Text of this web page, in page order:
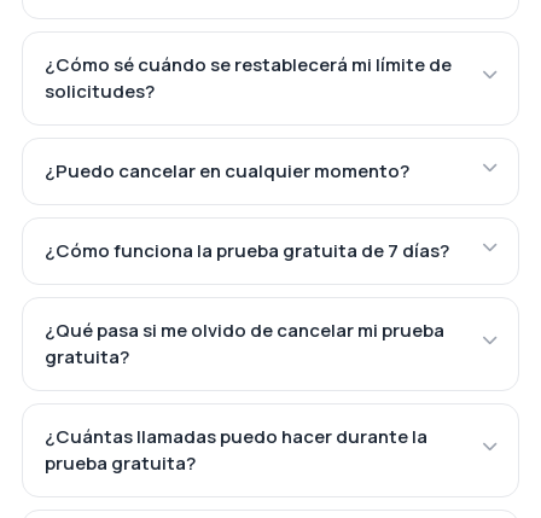
¿Cómo sé cuándo se restablecerá mi límite de
solicitudes?
¿Puedo cancelar en cualquier momento?
¿Cómo funciona la prueba gratuita de 7 días?
¿Qué pasa si me olvido de cancelar mi prueba
gratuita?
¿Cuántas llamadas puedo hacer durante la
prueba gratuita?